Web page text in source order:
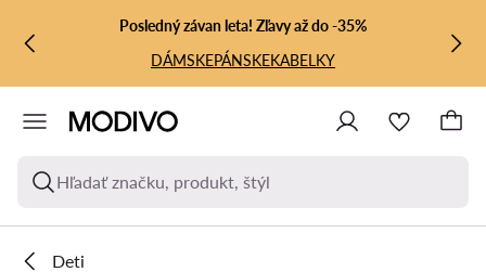
PREJSŤ NA HLAVNÝ OBSAH
PREJSŤ NA VYHĽADÁVANIE
Posledný závan leta! Zľavy až do -35%
DÁMSKEPÁNSKEKABELKY
Hľadať značku, produkt, štýl
Deti